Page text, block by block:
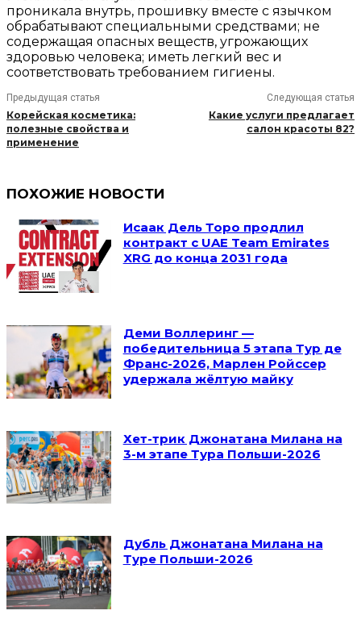
проникала внутрь, прошивку вместе с язычком
обрабатывают специальными средствами; не
содержащая опасных веществ, угрожающих
здоровью человека; иметь легкий вес и
соответствовать требованием гигиены.
Предыдущая статья
Корейская косметика:
полезные свойства и
применение
Следующая статья
Какие услуги предлагает
салон красоты 82?
ПОХОЖИЕ НОВОСТИ
Исаак Дель Торо продлил
контракт с UAE Team Emirates
XRG до конца 2031 года
Деми Воллеринг —
победительница 5 этапа Тур де
Франс-2026, Марлен Ройссер
удержала жёлтую майку
Хет-трик Джонатана Милана на
3-м этапе Тура Польши-2026
Дубль Джонатана Милана на
Туре Польши-2026